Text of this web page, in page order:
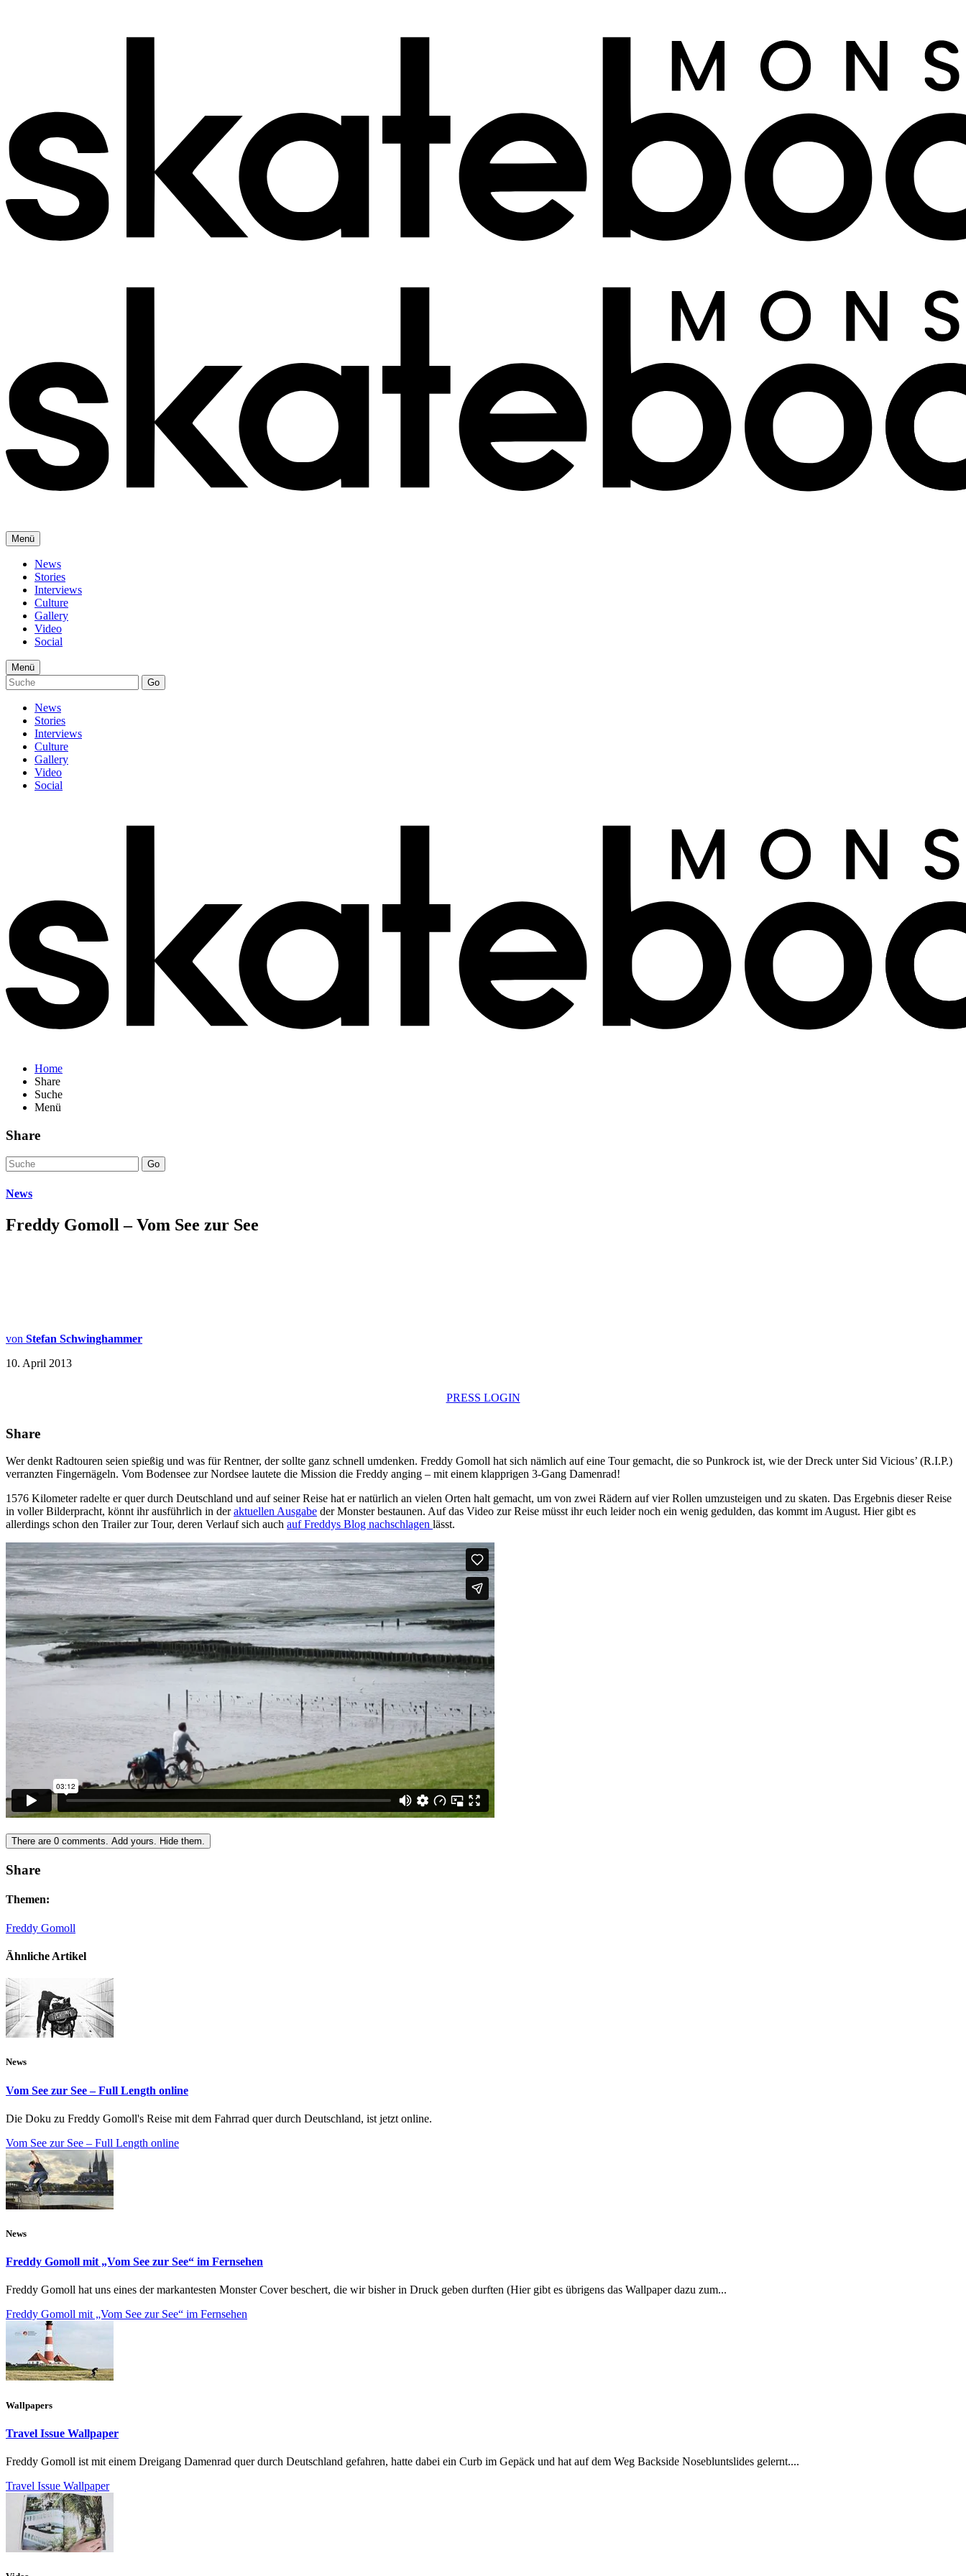
Menü
News
Stories
Interviews
Culture
Gallery
Video
Social
Menü
Go
News
Stories
Interviews
Culture
Gallery
Video
Social
Home
Share
Suche
Menü
Share
Go
News
Freddy Gomoll – Vom See zur See
von Stefan Schwinghammer
10. April 2013
PRESS LOGIN
Share
Wer denkt Radtouren seien spießig und was für Rentner, der sollte ganz schnell umdenken. Freddy Gomoll hat sich nämlich auf eine Tour gemacht, die so Punkrock ist, wie der Dreck unter Sid Vicious’ (R.I.P.)
verranzten Fingernägeln. Vom Bodensee zur Nordsee lautete die Mission die Freddy anging – mit einem klapprigen 3-Gang Damenrad!
1576 Kilometer radelte er quer durch Deutschland und auf seiner Reise hat er natürlich an vielen Orten halt gemacht, um von zwei Rädern auf vier Rollen umzusteigen und zu skaten. Das Ergebnis dieser Reise
in voller Bilderpracht, könnt ihr ausführlich in deraktuellen Ausgabe der Monster bestaunen. Auf das Video zur Reise müsst ihr euch leider noch ein wenig gedulden, das kommt im August. Hier gibt es
allerdings schon den Trailer zur Tour, deren Verlauf sich auch auf Freddys Blog nachschlagen lässt.
There are 0 comments. Add yours. Hide them.
Share
Themen:
Freddy Gomoll
Ähnliche Artikel
News
Vom See zur See – Full Length online
Die Doku zu Freddy Gomoll's Reise mit dem Fahrrad quer durch Deutschland, ist jetzt online.
Vom See zur See – Full Length online
News
Freddy Gomoll mit „Vom See zur See“ im Fernsehen
Freddy Gomoll hat uns eines der markantesten Monster Cover beschert, die wir bisher in Druck geben durften (Hier gibt es übrigens das Wallpaper dazu zum...
Freddy Gomoll mit „Vom See zur See“ im Fernsehen
Wallpapers
Travel Issue Wallpaper
Freddy Gomoll ist mit einem Dreigang Damenrad quer durch Deutschland gefahren, hatte dabei ein Curb im Gepäck und hat auf dem Weg Backside Nosebluntslides gelernt....
Travel Issue Wallpaper